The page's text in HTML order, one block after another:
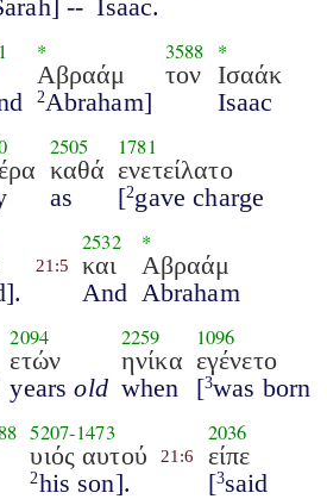
-- Isaac.
*
Αβραάμ
2Abraham]
3588
τον
*
Ισαάκ
Isaac
2505
καθά
as
1781
ενετείλατο
[2gave charge
21:5
2532
και
And
*
Αβραάμ
Abraham
2094
ετών
yearsold
2259
ηνίκα
when
1096
εγένετο
[3was born
5207-1473
υιός αυτού
2his son].
21:6
2036
είπε
[3said